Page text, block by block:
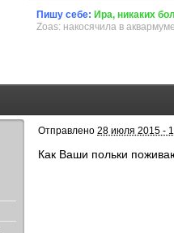
Пишу себе: Ира, никаких
Zoas: накосячила в
Отправлено28 июля 2015 -
Как Ваши польки